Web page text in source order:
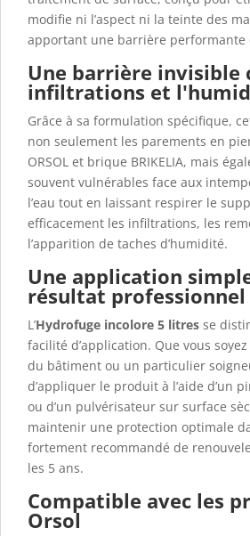
modifie ni l’aspect ni la teinte des
apportant une barrière performante
Une barrière invisible
infiltrations et
Grâce à sa formulation spécifique,
non seulement les parements en
ORSOL et brique BRIKELIA, mais
souvent vulnérables face aux
l’eau tout en laissant respirer le
efficacement les infiltrations, les
l’apparition de taches d’humidité.
Une application
résultat professionnel
L’Hydrofuge incolore 5 litres se
facilité d’application. Que vous
du bâtiment ou un particulier
d’appliquer le produit à l’aide d’un
ou d’un pulvérisateur sur surface
maintenir une protection optimale
fortement recommandé de
les 5 ans.
Compatible avec les
Orsol